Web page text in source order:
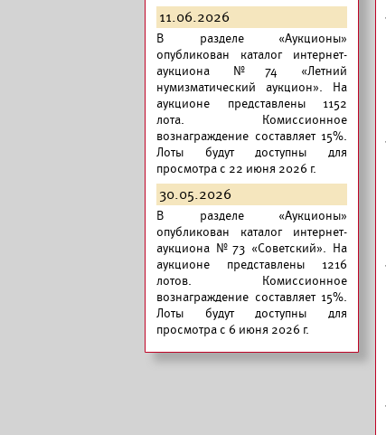
11.06.2026
В разделе «Аукционы»
опубликован каталог интернет-
аукциона №74 «Летний
нумизматический аукцион». На
аукционе представлены 1152
лота. Комиссионное
вознаграждение составляет 15%.
Лоты будут доступны для
просмотра с 22 июня 2026 г.
30.05.2026
В разделе «Аукционы»
опубликован каталог интернет-
аукциона №73 «Советский». На
аукционе представлены 1216
лотов. Комиссионное
вознаграждение составляет 15%.
Лоты будут доступны для
просмотра с 6 июня 2026 г.